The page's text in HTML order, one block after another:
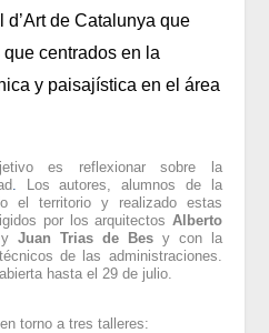
d’Art de Catalunyaque
centrados en la
y paisajística en el área
es reflexionar sobre la
.
Los autores, alumnos de la
el territorio y realizado estas
por los arquitectos Alberto
Juan Trias de Besy con la
de las administraciones.
hasta el 29 de julio.
torno a tres talleres: